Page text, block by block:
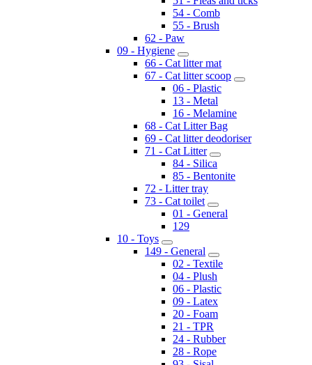
54 - Comb
55 - Brush
62 - Paw
09 - Hygiene
66 - Cat litter mat
67 - Cat litter scoop
06 - Plastic
13 - Metal
16 - Melamine
68 - Cat Litter Bag
69 - Cat litter deodoriser
71 - Cat Litter
84 - Silica
85 - Bentonite
72 - Litter tray
73 - Cat toilet
01 - General
129
10 - Toys
149 - General
02 - Textile
04 - Plush
06 - Plastic
09 - Latex
20 - Foam
21 - TPR
24 - Rubber
28 - Rope